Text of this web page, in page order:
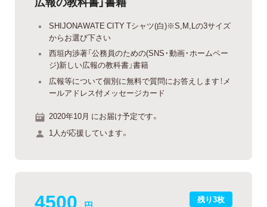
SHIJONAWATE CITY Tシャツ(白)※S,M,Lの3サイズ
からお選び下さい
西垣内渉著「公務員のための(SNS・動画・ホームペー
ジ)新しい広報の教科書」書籍
広報等について個別に無料で質問にお答えします！メ
ールアドレス付メッセージカード
2020年10月 にお届け予定です。
1人が応援しています。
残り3枚
4500